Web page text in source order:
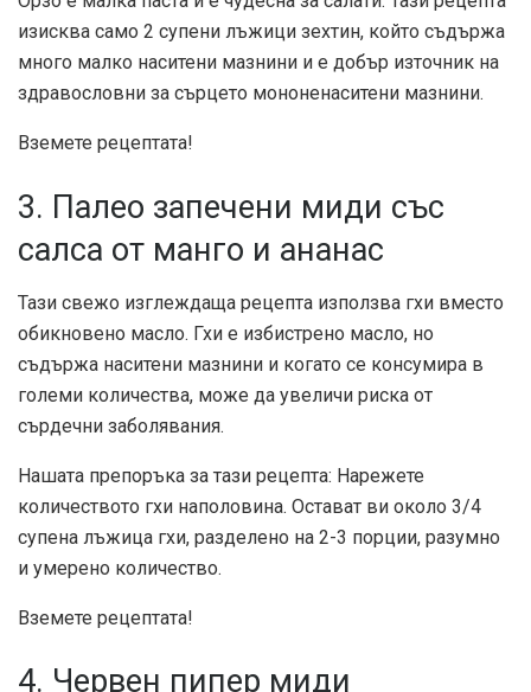
изисква само 2 супени лъжици зехтин, който съдържа
много малко наситени мазнини и е добър източник на
здравословни за сърцето мононенаситени мазнини.
Вземете рецептата!
3. Палео запечени миди със
салса от манго и ананас
Тази свежо изглеждаща рецепта използва гхи вместо
обикновено масло. Гхи е избистрено масло, но
съдържа наситени мазнини и когато се консумира в
големи количества, може да увеличи риска от
сърдечни заболявания.
Нашата препоръка за тази рецепта: Нарежете
количеството гхи наполовина. Остават ви около 3/4
супена лъжица гхи, разделено на 2-3 порции, разумно
и умерено количество.
Вземете рецептата!
4. Червен пипер миди